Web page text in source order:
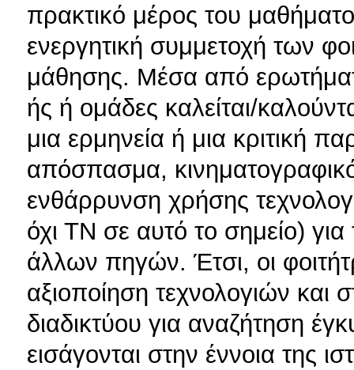
πρακτικό μέρος του
ενεργητική συμμετοχή των
μάθησης. Μέσα από
ής ή ομάδες καλείται/
μια ερμηνεία ή μια κριτική
απόσπασμα,
ενθάρρυνση χρήσης
όχι ΤΝ σε αυτό το σημείο)
άλλων πηγών. Έτσι, οι
αξιοποίηση τεχνολογιών και
διαδικτύου για αναζήτηση
εισάγονται στην έννοια της